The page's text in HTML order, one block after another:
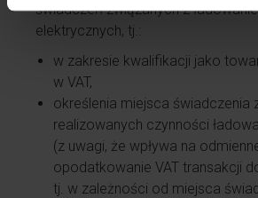
świadczeń związanych z
elektrycznych, tj.:
w zakresie kwalifikacji jako
w VAT,
określenia miejsca świadczenia
realizowanych czynności
(z uwagi, że wpływa na
opodatkowanie VAT transakcji
tj. w zależności od miejsca